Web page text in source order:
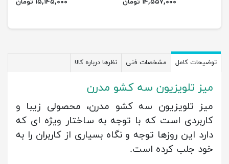
۱۴,۵۵۷,۰۰۰ تومان
۱۵,۱۴۵,۰۰۰ تومان
توضیحات کامل مشخصات فنی نظرها درباره کالا
میز تلویزیون سه کشو مدرن
میز تلویزیون سه کشو مدرن، محصولی زیبا و
کاربردی است که با توجه به ساختار ویژه ای که
دارد این روزها توجه و نگاه بسیاری از کاربران را به
خود جلب کرده است.